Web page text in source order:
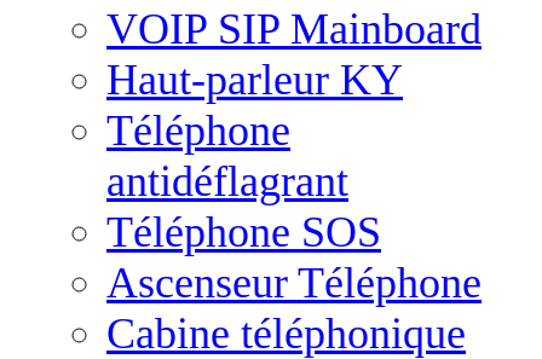
VOIP SIP Mainboard
Haut-parleur KY
Téléphone
antidéflagrant
Téléphone SOS
Ascenseur Téléphone
Cabine téléphonique